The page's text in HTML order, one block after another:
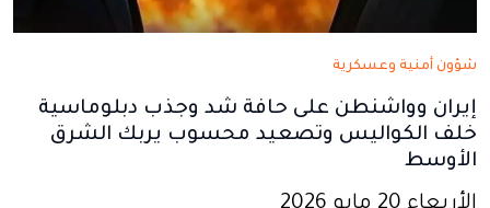
شؤون أمنية وعسكرية
إيران وواشنطن على حافة شد وجذب دبلوماسية
خلف الكواليس وتصعيد محسوب يربك الشرق
الأوسط